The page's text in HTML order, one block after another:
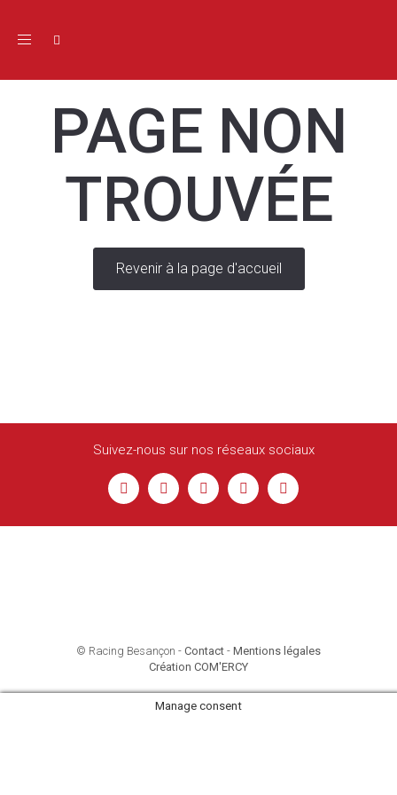
Toggle navigation
PAGE NON
TROUVÉE
Revenir à la page d'accueil
Suivez-nous sur nos réseaux sociaux
© Racing Besançon - Contact - Mentions légales
Création COM'ERCY
Manage consent